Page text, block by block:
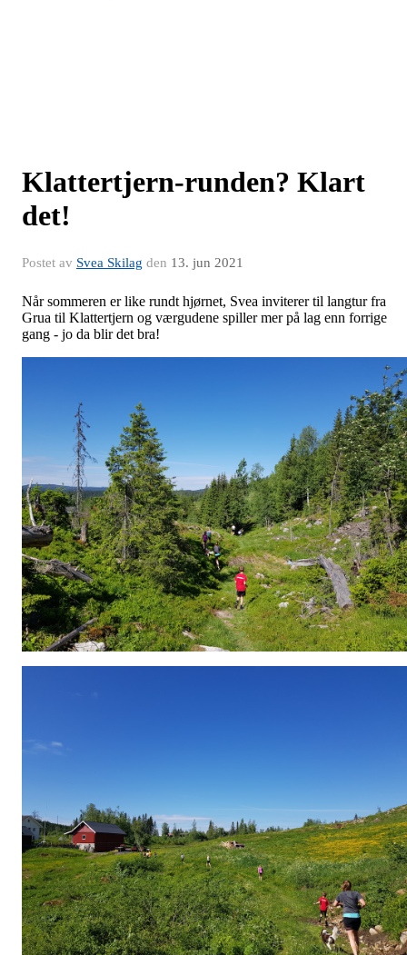
Klattertjern-runden? Klart
det!
Postet av Svea Skilag den 13. jun 2021
Når sommeren er like rundt hjørnet, Svea inviterer til langtur fra
Grua til Klattertjern og værgudene spiller mer på lag enn forrige
gang - jo da blir det bra!